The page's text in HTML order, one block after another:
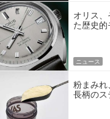
オリス
た歴史
ニュース
粉まみれ
長柄のス